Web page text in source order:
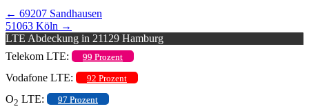
← 69207 Sandhausen
51063 Köln →
LTE Abdeckung in 21129 Hamburg
Telekom LTE:
99 Prozent
Vodafone LTE: 92 Prozent
O2 LTE: 97 Prozent